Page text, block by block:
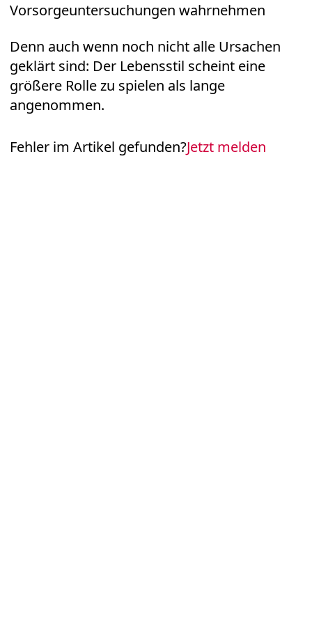
Vorsorgeuntersuchungen wahrnehmen
Denn auch wenn noch nicht alle Ursachen
geklärt sind: Der Lebensstil scheint eine
größere Rolle zu spielen als lange
angenommen.
Fehler im Artikel gefunden?Jetzt melden